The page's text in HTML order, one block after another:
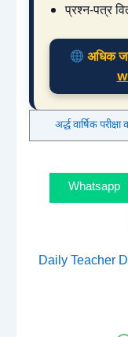
प्रश्न-पत्र
अधिक
अर्द्ध वार्षिक
Whatsapp
Daily Teacher